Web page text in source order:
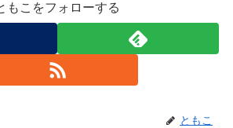
もこをフォローする
ともこ